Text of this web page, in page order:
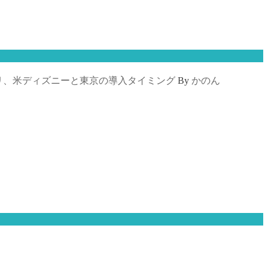
米ディズニーと東京の導入タイミング By かのん